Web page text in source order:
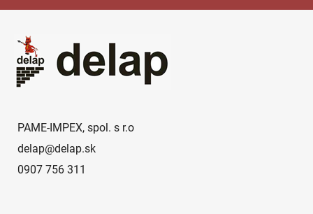
PAME-IMPEX, spol. s r.o
delap@delap.sk
0907 756 311